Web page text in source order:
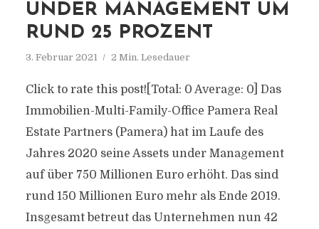
UNDER MANAGEMENT UM
RUND 25 PROZENT
3. Februar 2021 2 Min. Lesedauer
Click to rate this post![Total: 0 Average: 0] Das
Immobilien-Multi-Family-Office Pamera Real
Estate Partners (Pamera) hat im Laufe des
Jahres 2020 seine Assets under Management
auf über 750 Millionen Euro erhöht. Das sind
rund 150 Millionen Euro mehr als Ende 2019.
Insgesamt betreut das Unternehmen nun 42